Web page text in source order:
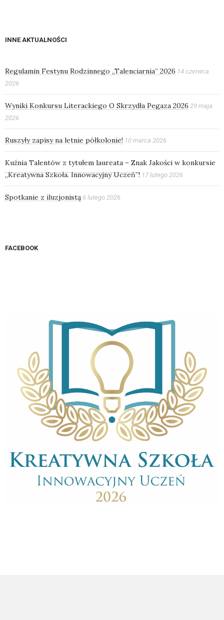
INNE AKTUALNOŚCI
Regulamin Festynu Rodzinnego „Talenciarnia” 2026 14 czerwca
2026
Wyniki Konkursu Literackiego O Skrzydła Pegaza 2026 29 maja
2026
Ruszyły zapisy na letnie półkolonie! 10 marca 2026
Kuźnia Talentów z tytułem laureata – Znak Jakości w konkursie
„Kreatywna Szkoła. Innowacyjny Uczeń”! 17 lutego 2026
Spotkanie z iluzjonistą 6 lutego 2026
FACEBOOK